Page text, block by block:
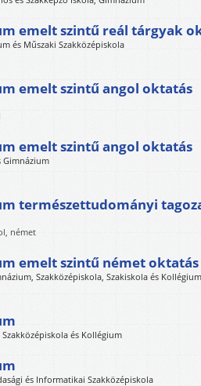
emelt szintű reál tárgyak
és Műszaki Szakközépiskola
emelt szintű angol oktatás
emelt szintű angol oktatás
Gimnázium
természettudományi
német
emelt szintű német oktatás
Szakközépiskola, Szakiskola és Kollégium
és Kollégium
és Informatikai Szakközépiskola